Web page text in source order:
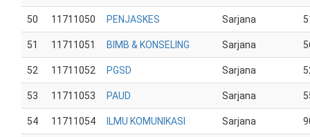
50 11711050 PENJASKES Sarjana
51 11711051 BIMB & KONSELING Sarjana
52 11711052 PGSD Sarjana
53 11711053 PAUD Sarjana
54 11711054 ILMU KOMUNIKASI Sarjana